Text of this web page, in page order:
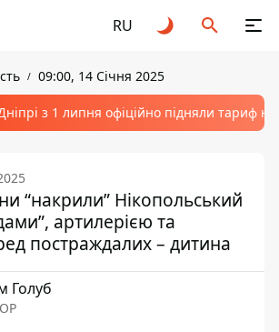
RU
09:00, 14 Січня 2025
з 1 липня офіційно підняли тариф
“накрили” Нікопольський
артилерією та
постраждалих – дитина
Голуб